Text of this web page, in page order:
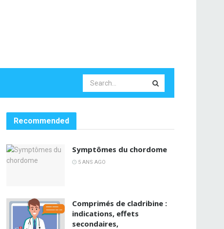
Recommended
Symptômes du chordome
5 ANS AGO
Comprimés de cladribine :
indications, effets
secondaires,